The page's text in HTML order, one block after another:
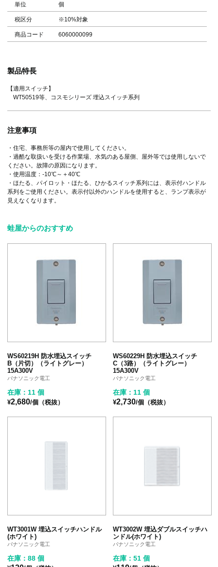
単位 個
税区分 ※10%対象
商品コード 6060000099
製品特長
【適用スイッチ】
WT50519等、コスモシリーズ 埋込スイッチ系列
注意事項
・住宅、事務所等の屋内で使用してください。
・過酷な取扱いを受ける作業場、水気のある屋側、屋外等では使用しないで
ください。故障の原因になります。
・使用温度：-10℃～＋40℃
・ほたる、パイロット・ほたる、ひかるスイッチ系列には、表示付ハンドル
系列をご使用ください。表示付以外のハンドルを使用すると、ランプ表示が
見えなくなります。
蛙屋からのおすすめ
WS60219H 防水埋込スイッチ
B（片切）（ライトグレー）
15A300V
パナソニック電工
在庫：11 個
¥2,680/個（税抜）
WS60229H 防水埋込スイッチ
C（3路）（ライトグレー）
15A300V
パナソニック電工
在庫：11 個
¥2,730/個（税抜）
WT3001W 埋込スイッチハンドル
(ホワイト)
パナソニック電工
在庫：88 個
WT3002W 埋込ダブルスイッチハ
ンドル(ホワイト)
パナソニック電工
在庫：51 個